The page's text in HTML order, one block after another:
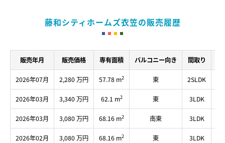
藤和シティホームズ衣笠の販売履歴
販売年月 販売価格 専有面積 バルコニー向き 間取り
2026年07月 2,280 万円 57.78 m2 東 2SLDK
2026年03月 3,340 万円 62.1 m2 東 3LDK
2026年03月 3,080 万円 68.16 m2 南東 3LDK
2026年02月 3,080 万円 68.16 m2 東 3LDK